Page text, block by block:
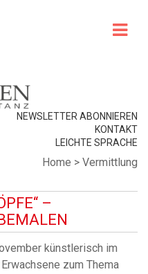
NEWSLETTER ABONNIEREN
KONTAKT
LEICHTE SPRACHE
Home > Vermittlung
–
künstlerisch im
zum Thema